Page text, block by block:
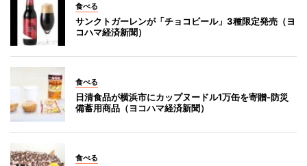
食べる
サンクトガーレンが「チョコビール」3種限定発売（ヨ
コハマ経済新聞）
食べる
日清食品が横浜市にカップヌードル1万缶を寄贈-防災
備蓄用商品（ヨコハマ経済新聞）
食べる